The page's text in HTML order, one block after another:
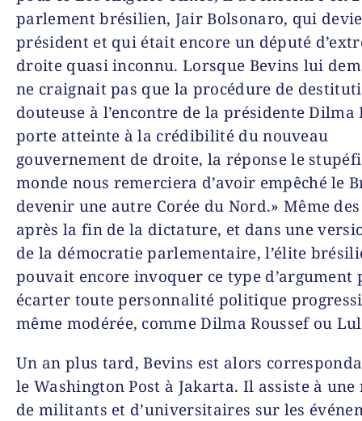
parlement brésilien, Jair Bolsonaro, qui
président et qui était encore un député
droite quasi inconnu. Lorsque Bevins lui
ne craignait pas que la procédure de
douteuse à l’encontre de la présidente Dilma
porte atteinte à la crédibilité du nouveau
gouvernement de droite, la réponse le
monde nous remerciera d’avoir empêché le
devenir une autre Corée du Nord.» Même
après la fin de la dictature, et dans une
de la démocratie parlementaire, l’élite
pouvait encore invoquer ce type d’argument
écarter toute personnalité politique
même modérée, comme Dilma Roussef ou
Un an plus tard, Bevins est alors
le Washington Post à Jakarta. Il assiste à
de militants et d’universitaires sur les